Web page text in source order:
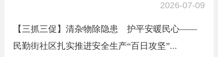
2026-07-09
【三抓三促】清杂物除隐患 护平安暖民心——
民勤街社区扎实推进安全生产“百日攻坚”...